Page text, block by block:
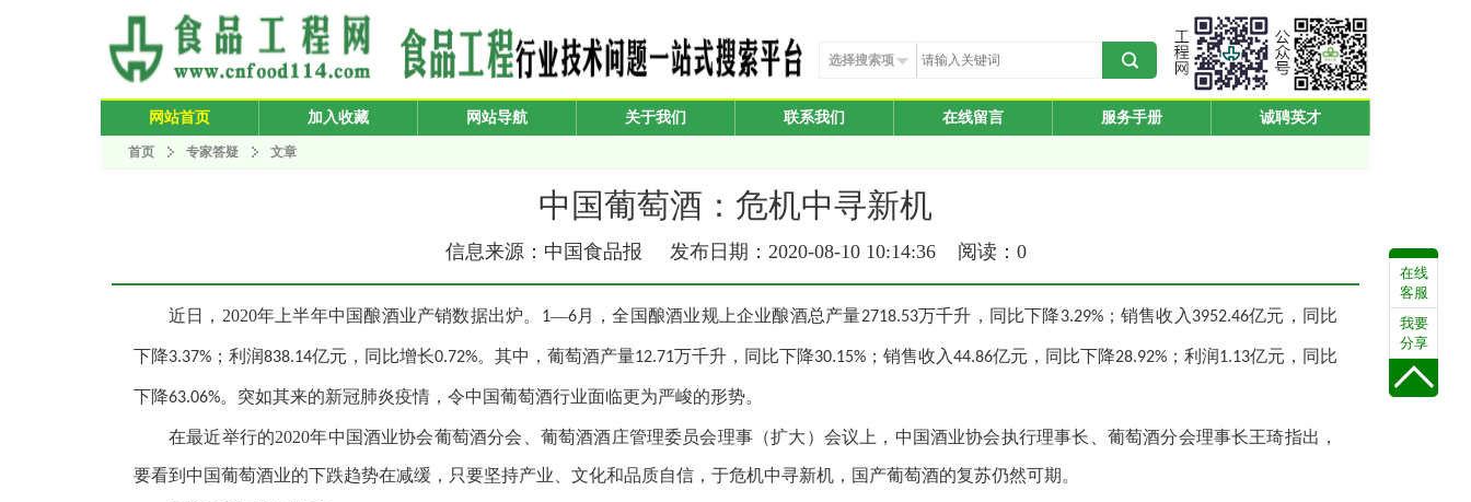
选择搜索项
网站首页 加入收藏 网站导航 关于我们 联系我们 在线留言 服务手册 诚聘英才
首页 专家答疑 文章
中国葡萄酒：危机中寻新机
信息来源：中国食品报 发布日期：2020-08-10 10:14:36 阅读： 0
近日， 2020年上半年中国酿酒业产销数据出炉。 1—6月，全国酿酒业规上企业酿酒总产量2718.53万千升，同比下降3.29%；销售收入 3952.46亿元，同比
下降3.37% ；利润838.14亿元，同比增长0.72%。其中，葡萄酒产量12.71万千升，同比下降30.15% ；销售收入44.86亿元，同比下降28.92% ；利润1.13亿元，同比
下降63.06%。突如其来的新冠肺炎疫情，令中国葡萄酒行业面临更为严峻的形势。
在最近举行的2020年中国酒业协会葡萄酒分会、葡萄酒酒庄管理委员会理事（扩大）会议上，中国酒业协会执行理事长、葡萄酒分会理事长王琦指出，
要看到中国葡萄酒业的下跌趋势在减缓，只要坚持产业、文化和品质自信，于危机中寻新机，国产葡萄酒的复苏仍然可期。
在线
客服
我要
分享